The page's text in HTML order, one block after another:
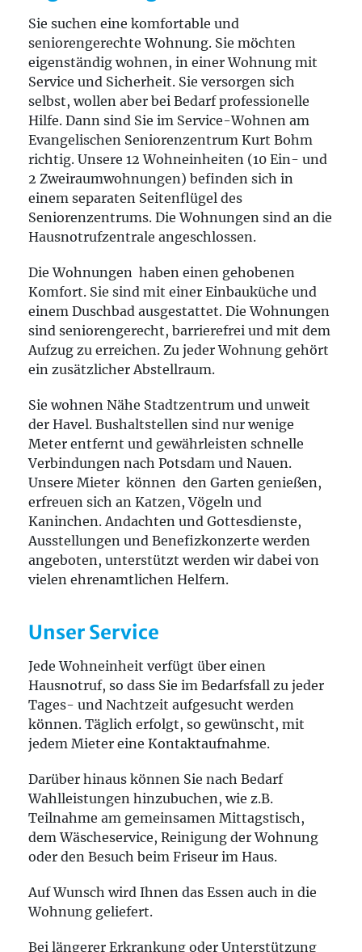
Sie suchen eine komfortable und
seniorengerechte Wohnung. Sie möchten
eigenständig wohnen, in einer Wohnung mit
Service und Sicherheit. Sie versorgen sich
selbst, wollen aber bei Bedarf professionelle
Hilfe. Dann sind Sie im Service-Wohnen am
Evangelischen Seniorenzentrum Kurt Bohm
richtig. Unsere 12 Wohneinheiten (10 Ein- und
2 Zweiraumwohnungen) befinden sich in
einem separaten Seitenflügel des
Seniorenzentrums. Die Wohnungen sind an die
Hausnotrufzentrale angeschlossen.
Die Wohnungen haben einen gehobenen
Komfort. Sie sind mit einer Einbauküche und
einem Duschbad ausgestattet. Die Wohnungen
sind seniorengerecht, barrierefrei und mit dem
Aufzug zu erreichen. Zu jeder Wohnung gehört
ein zusätzlicher Abstellraum.
Sie wohnen Nähe Stadtzentrum und unweit
der Havel. Bushaltstellen sind nur wenige
Meter entfernt und gewährleisten schnelle
Verbindungen nach Potsdam und Nauen.
Unsere Mieter können den Garten genießen,
erfreuen sich an Katzen, Vögeln und
Kaninchen. Andachten und Gottesdienste,
Ausstellungen und Benefizkonzerte werden
angeboten, unterstützt werden wir dabei von
vielen ehrenamtlichen Helfern.
Unser Service
Jede Wohneinheit verfügt über einen
Hausnotruf, so dass Sie im Bedarfsfall zu jeder
Tages- und Nachtzeit aufgesucht werden
können. Täglich erfolgt, so gewünscht, mit
jedem Mieter eine Kontaktaufnahme.
Darüber hinaus können Sie nach Bedarf
Wahlleistungen hinzubuchen, wie z.B.
Teilnahme am gemeinsamen Mittagstisch,
dem Wäscheservice, Reinigung der Wohnung
oder den Besuch beim Friseur im Haus.
Auf Wunsch wird Ihnen das Essen auch in die
Wohnung geliefert.
Bei längerer Erkrankung oder Unterstützung